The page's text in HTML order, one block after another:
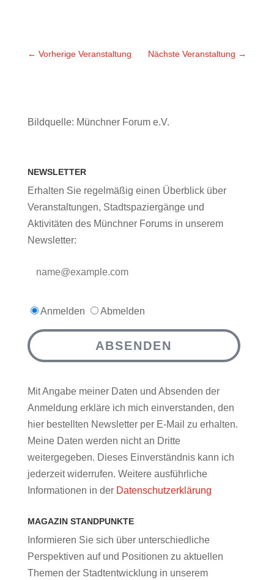
← Vorherige Veranstaltung Nächste Veranstaltung →
Bildquelle: Münchner Forum e.V.
NEWSLETTER
Erhalten Sie regelmäßig einen Überblick über
Veranstaltungen, Stadtspaziergänge und
Aktivitäten des Münchner Forums in unserem
Newsletter:
Anmelden Abmelden
ABSENDEN
Mit Angabe meiner Daten und Absenden der
Anmeldung erkläre ich mich einverstanden, den
hier bestellten Newsletter per E-Mail zu erhalten.
Meine Daten werden nicht an Dritte
weitergegeben. Dieses Einverständnis kann ich
jederzeit widerrufen. Weitere ausführliche
Informationen in der Datenschutzerklärung
MAGAZIN STANDPUNKTE
Informieren Sie sich über unterschiedliche
Perspektiven auf und Positionen zu aktuellen
Themen der Stadtentwicklung in unserem